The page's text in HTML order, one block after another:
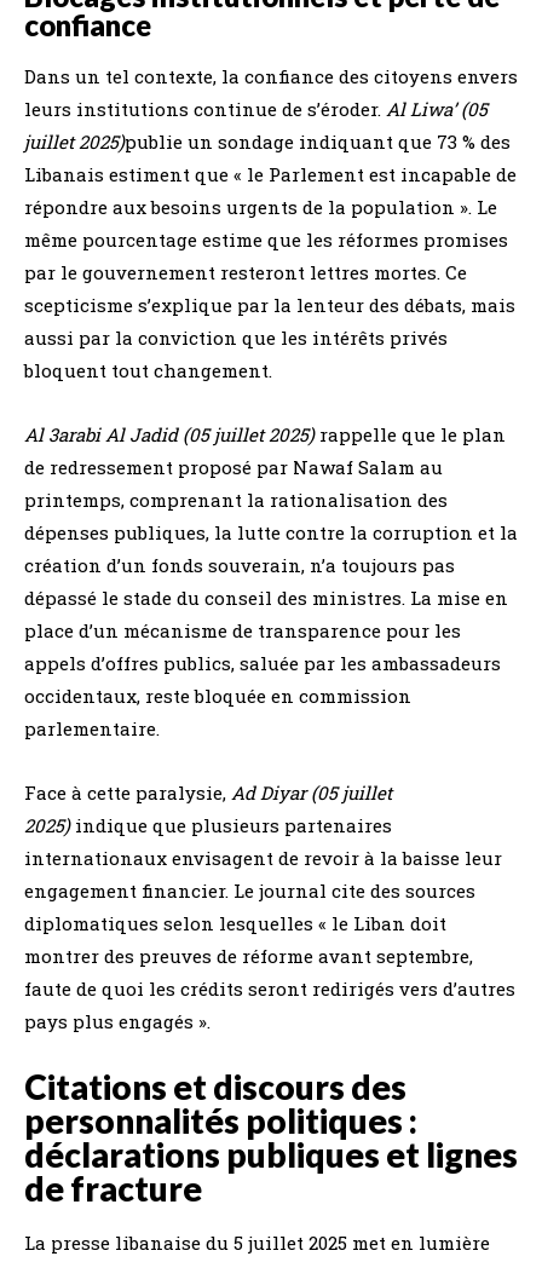
confiance
Dans un tel contexte, la confiance des citoyens envers
leurs institutions continue de s’éroder. Al Liwa’ (05
juillet 2025)publie un sondage indiquant que 73 % des
Libanais estiment que « le Parlement est incapable de
répondre aux besoins urgents de la population ». Le
même pourcentage estime que les réformes promises
par le gouvernement resteront lettres mortes. Ce
scepticisme s’explique par la lenteur des débats, mais
aussi par la conviction que les intérêts privés
bloquent tout changement.
Al 3arabi Al Jadid (05 juillet 2025)rappelle que le plan
de redressement proposé par Nawaf Salam au
printemps, comprenant la rationalisation des
dépenses publiques, la lutte contre la corruption et la
création d’un fonds souverain, n’a toujours pas
dépassé le stade du conseil des ministres. La mise en
place d’un mécanisme de transparence pour les
appels d’offres publics, saluée par les ambassadeurs
occidentaux, reste bloquée en commission
parlementaire.
Face à cette paralysie, Ad Diyar (05 juillet
2025)indique que plusieurs partenaires
internationaux envisagent de revoir à la baisse leur
engagement financier. Le journal cite des sources
diplomatiques selon lesquelles « le Liban doit
montrer des preuves de réforme avant septembre,
faute de quoi les crédits seront redirigés vers d’autres
pays plus engagés ».
Citations et discours des
personnalités politiques :
déclarations publiques et lignes
de fracture
La presse libanaise du 5 juillet 2025 met en lumière